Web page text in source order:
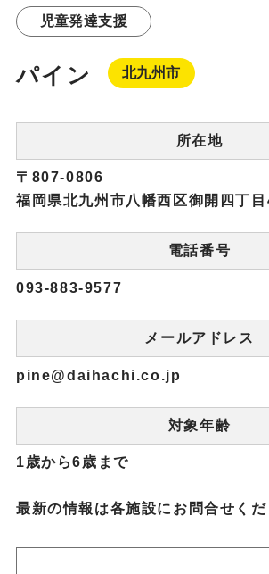
児童発達支援
パイン 北九州市
所在地
〒807-0806
福岡県北九州市八幡西区御開四丁
電話番号
093-883-9577
メールアドレス
pine@daihachi.co.jp
対象年齢
1歳から6歳まで
最新の情報は各施設にお問合せくだ